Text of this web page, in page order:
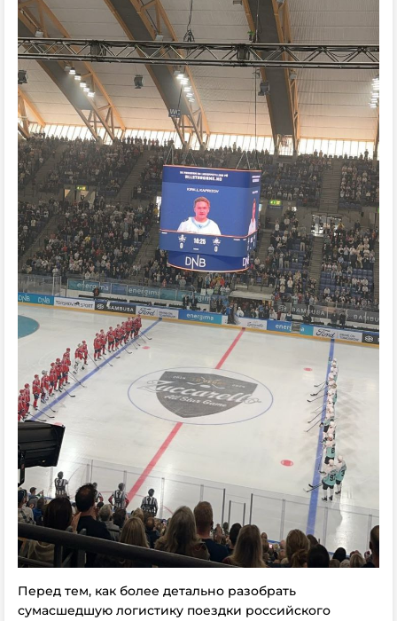
Перед тем, как более детально разобрать
сумасшедшую логистику поездки российского